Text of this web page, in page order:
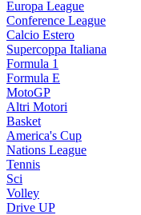
Europa League
Conference League
Calcio Estero
Supercoppa Italiana
Formula 1
Formula E
MotoGP
Altri Motori
Basket
America's Cup
Nations League
Tennis
Sci
Volley
Drive UP